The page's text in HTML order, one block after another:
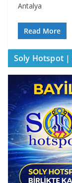
Antalya
Read More
Soly Hotspot